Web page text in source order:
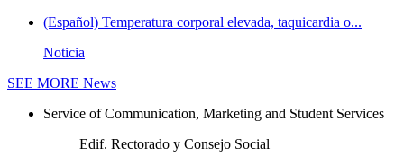
(Español) Temperatura corporal elevada, taquicardia o...
Noticia
SEE MORE News
Service of Communication, Marketing and Student Services
Edif. Rectorado y Consejo Social